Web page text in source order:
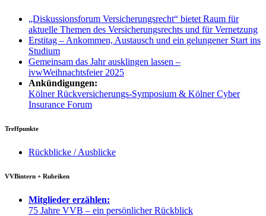
„Diskussionsforum Versicherungsrecht“ bietet Raum für
aktuelle Themen des Versicherungsrechts und für Vernetzung
Erstitag – Ankommen, Austausch und ein gelungener Start ins
Studium
Gemeinsam das Jahr ausklingen lassen –
ivwWeihnachtsfeier 2025
Ankündigungen:
Kölner Rückversicherungs-Symposium & Kölner Cyber
Insurance Forum
Treffpunkte
Rückblicke / Ausblicke
VVBintern + Rubriken
Mitglieder erzählen:
75 Jahre VVB – ein persönlicher Rückblick